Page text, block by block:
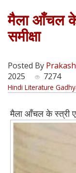
मैला आँचल के
समीक्षा
Posted By
2025
7274
Hindi Literature
मैला आँचल के स्त्री